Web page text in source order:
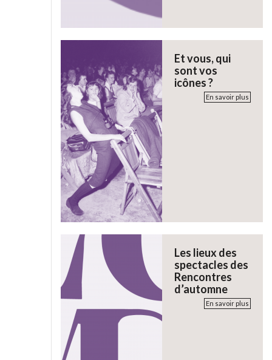
Et vous, qui
sont vos
icônes ?
En savoir plus
Les lieux des
spectacles des
Rencontres
d’automne
En savoir plus